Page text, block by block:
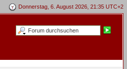
Donnerstag, 6. August 2026, 21:35 UTC+2